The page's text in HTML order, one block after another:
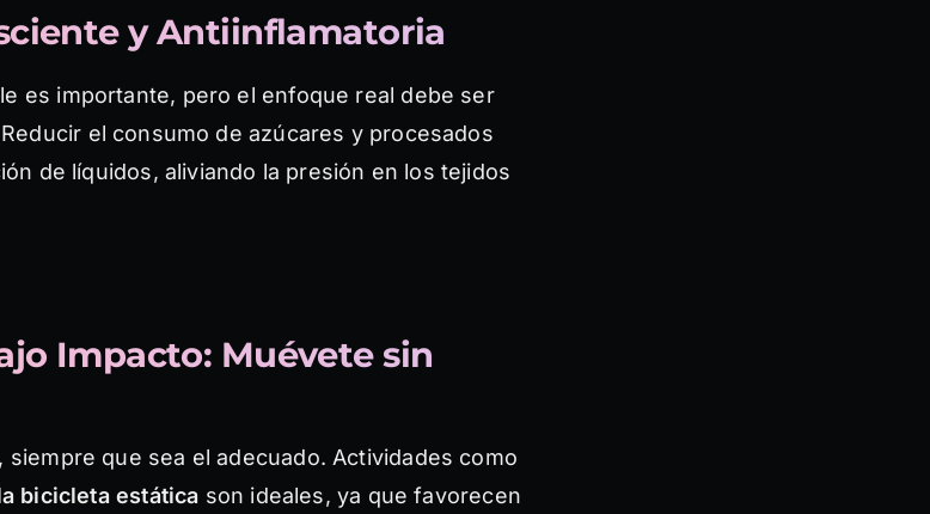
y Antiinflamatoria
es importante, pero el enfoque real debe ser
el consumo de azúcares y procesados
de líquidos, aliviando la presión en los tejidos
Impacto: Muévete sin
siempre que sea el adecuado. Actividades como
bicicleta estática son ideales, ya que favorecen